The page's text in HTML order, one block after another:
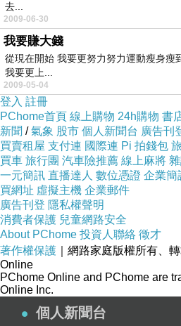
去...
2009-06-30
我要賺大錢
從現在開始 我要更努力努力運動瘦身瘦
我要更上...
2009-05-04
登入 註冊
PChome首頁 線上購物 24h購物 書
新聞 /氣象 股市 個人新聞台 廣告刊
買賣租屋 支付連 國際連 Pi 拍錢包
買車 旅行團 汽車險推薦 線上麻將
一元簡訊 直播達人 數位憑證 企業簡
買網址 虛擬主機 企業郵件
廣告刊登 隱私權聲明
消費者保護 兒童網路安全
About PChome 投資人聯絡 徵才
著作權保護 ｜網路家庭版權所有、
Online
PChome Online and PChome are
Online Inc.
個人新聞台